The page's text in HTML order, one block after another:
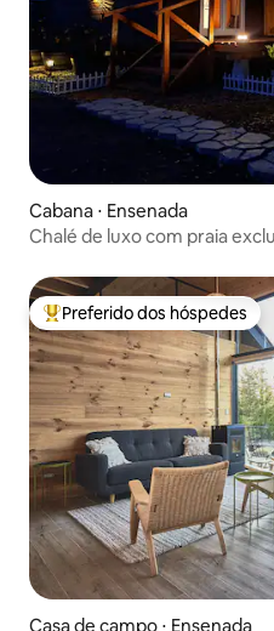
Cabana ⋅ Ensenada
Chalé de luxo com praia
Entre os melhores
Preferido dos hóspedes
Casa de campo ⋅ Ensenada